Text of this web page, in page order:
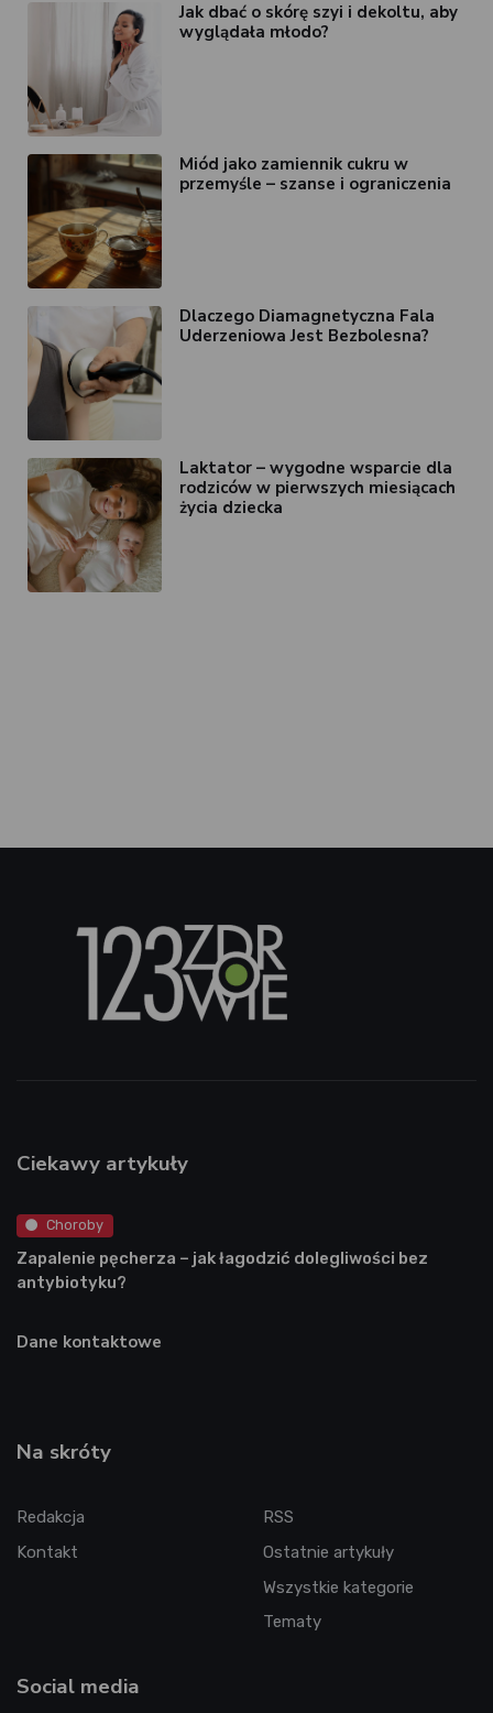
Jak dbać o skórę szyi i dekoltu, aby
wyglądała młodo?
Miód jako zamiennik cukru w
przemyśle – szanse i ograniczenia
Dlaczego Diamagnetyczna Fala
Uderzeniowa Jest Bezbolesna?
Laktator – wygodne wsparcie dla
rodziców w pierwszych miesiącach
życia dziecka
Ciekawy artykuły
Choroby
Zapalenie pęcherza – jak łagodzić dolegliwości bez
antybiotyku?
Dane kontaktowe
Na skróty
Redakcja
Kontakt
RSS
Ostatnie artykuły
Wszystkie kategorie
Tematy
Social media